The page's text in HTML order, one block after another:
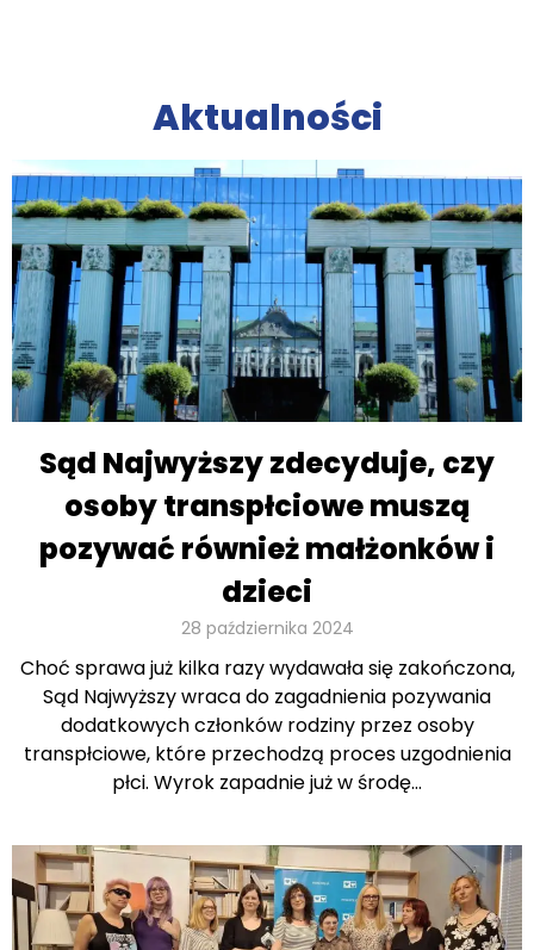
Aktualności
Sąd Najwyższy zdecyduje, czy
osoby transpłciowe muszą
pozywać również małżonków i
dzieci
28 października 2024
Choć sprawa już kilka razy wydawała się zakończona,
Sąd Najwyższy wraca do zagadnienia pozywania
dodatkowych członków rodziny przez osoby
transpłciowe, które przechodzą proces uzgodnienia
płci. Wyrok zapadnie już w środę…